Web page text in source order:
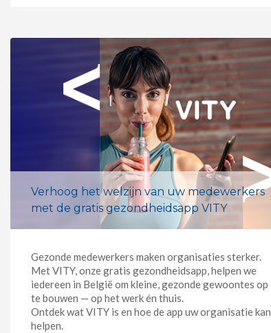
Verhoog het welzijn van uw medewerkers
met de gratis gezondheidsapp VITY
Gezonde medewerkers maken organisaties sterker.
Met VITY, onze gratis gezondheidsapp, helpen we
iedereen in België om kleine, gezonde gewoontes op
te bouwen — op het werk én thuis.
Ontdek wat VITY is en hoe de app uw organisatie kan
helpen.